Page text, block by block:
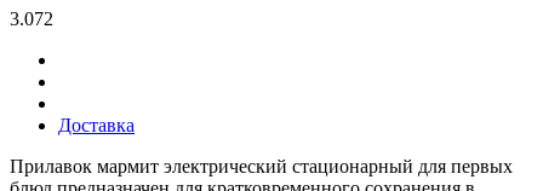
3.072
Доставка
Прилавок мармит электрический стационарный для первых